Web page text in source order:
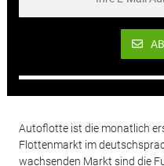
Autoflotte ist die monatlich
Flottenmarkt im
wachsenden Markt sind die